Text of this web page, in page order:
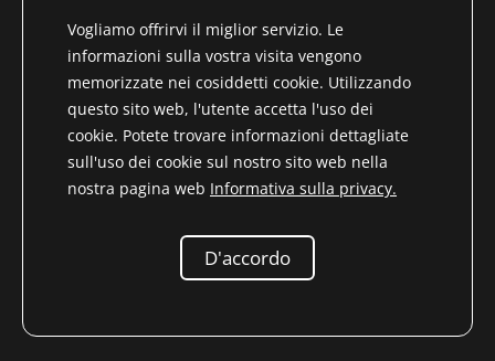
CONDIZIONI GENERALI DI CONTRATTO
Informazioni sulla protezione dei dati
Tenore
© 2026 Niemöller
) piùspese di spedizione
spedizione in contanti, se non diversamente specificato.
Vogliamo offrirvi il miglior servizio. Le
informazioni sulla vostra visita vengono
memorizzate nei cosiddetti cookie. Utilizzando
questo sito web, l'utente accetta l'uso dei
cookie. Potete trovare informazioni dettagliate
sull'uso dei cookie sul nostro sito web nella
nostra pagina web Informativa sulla privacy.
D'accordo